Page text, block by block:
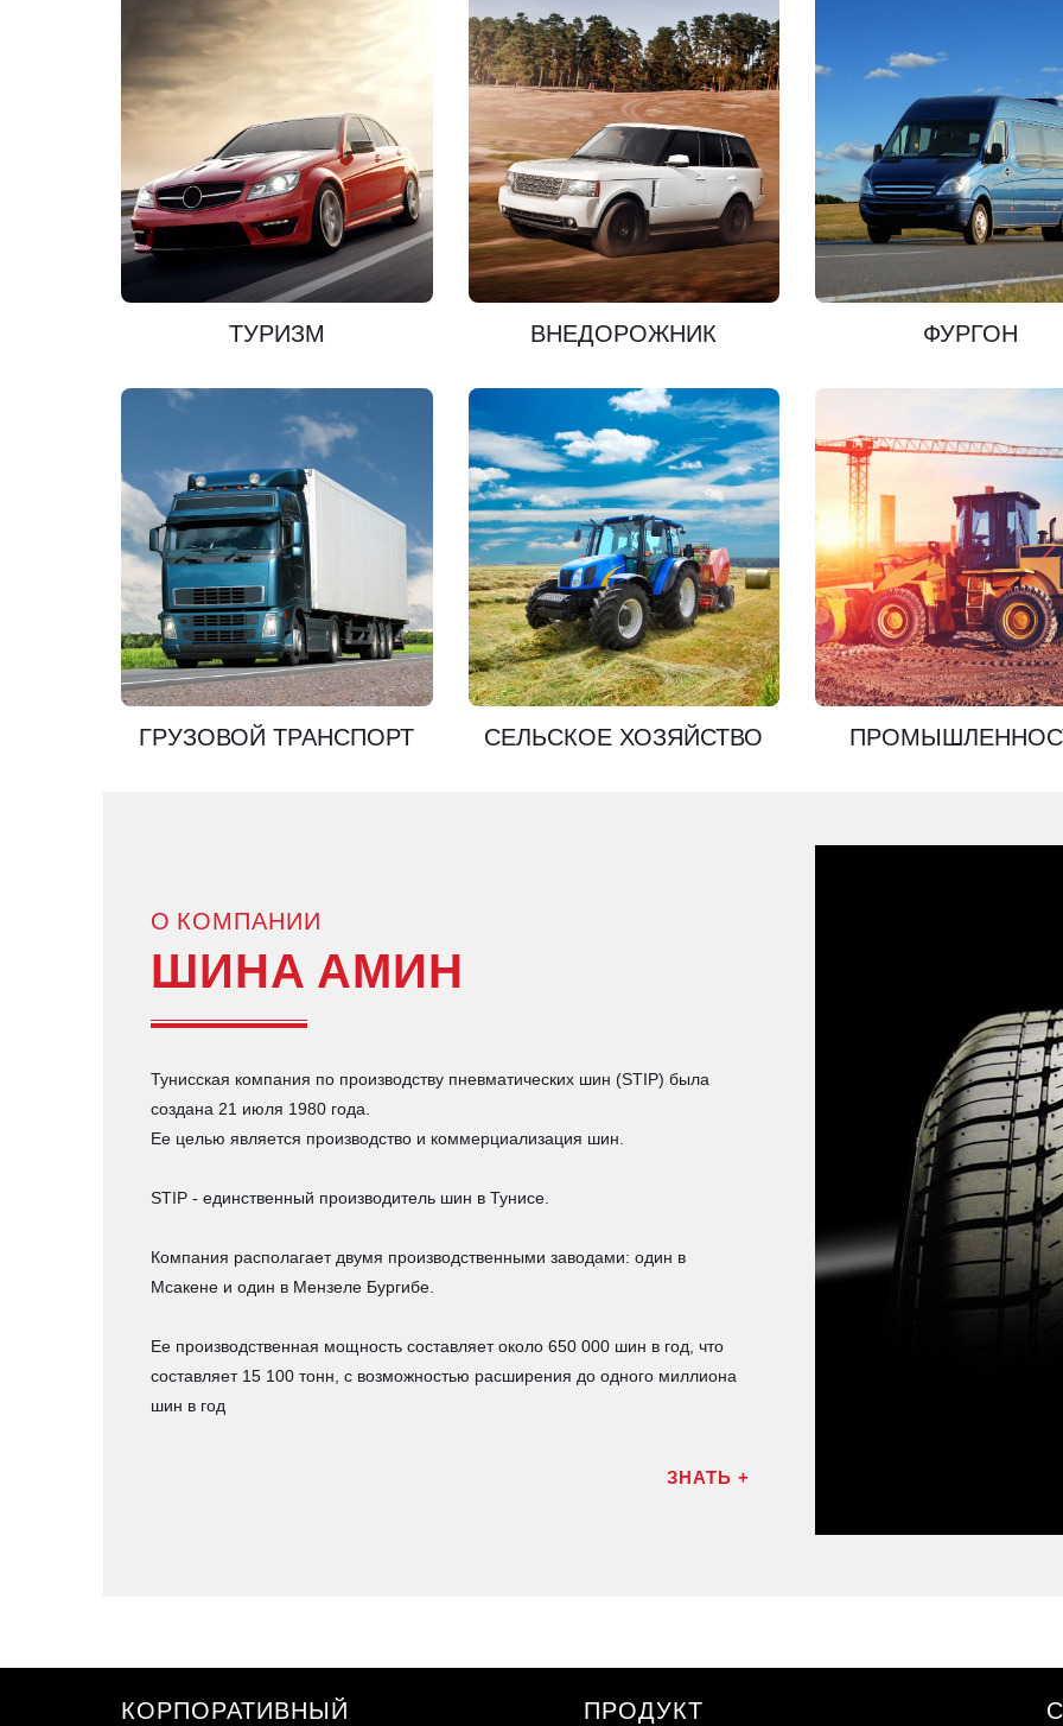
ПОЗНАКОМЬТЕСЬ
ТУРИЗМ
ПОЗНАКОМЬТЕСЬ
ВНЕДОРОЖНИК
ПОЗНАКОМЬТЕСЬ
ФУРГОН
ПОЗНАКОМЬТЕСЬ
ГРУЗОВОЙ ТРАНСПОРТ
ПОЗНАКОМЬТЕСЬ
СЕЛЬСКОЕ ХОЗЯЙСТВО
ПОЗНАКОМЬТЕСЬ
О КОМПАНИИ
ШИНА АМИН
Тунисская компания по производству пневматических шин (STIP) была
создана 21 июля 1980 года.
Ее целью является производство и коммерциализация шин.
STIP - единственный производитель шин в Тунисе.
Компания располагает двумя производственными заводами: один в
Мсакене и один в Мензеле Бургибе.
Ее производственная мощность составляет около 650 000 шин в год, что
составляет 15 100 тонн, с возможностью расширения до одного миллиона
шин в год
ЗНАТЬ +
КОРПОРАТИВНЫЙ ПРОДУКТ